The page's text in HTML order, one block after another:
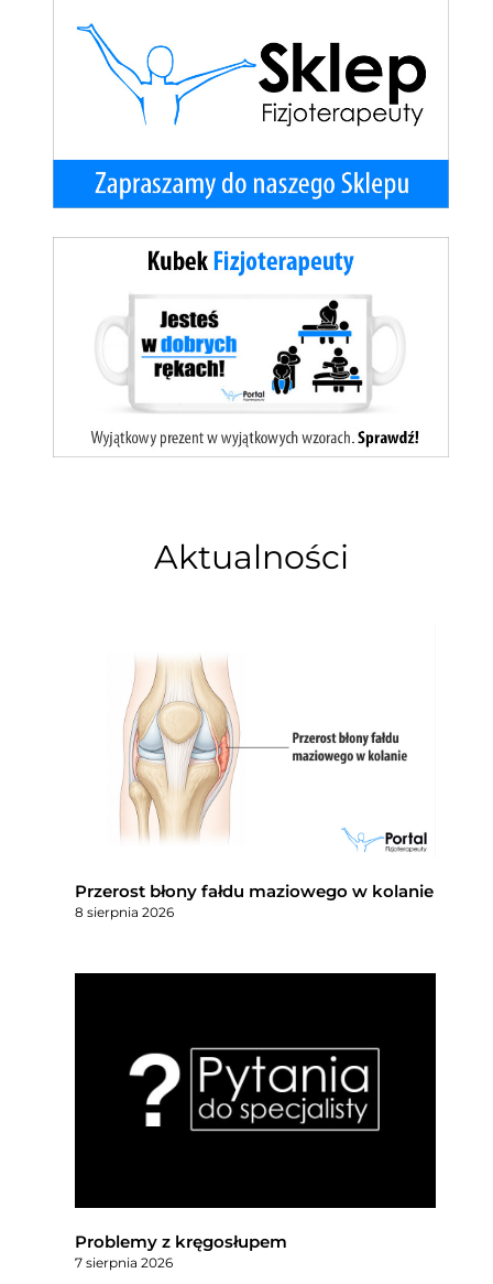
Aktualności
Przerost błony fałdu maziowego w kolanie
8 sierpnia 2026
Problemy z kręgosłupem
7 sierpnia 2026